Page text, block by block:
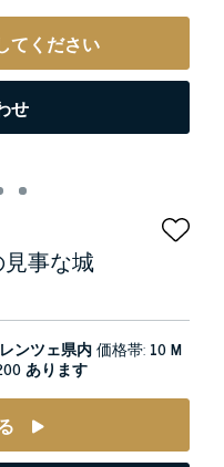
てください
せ
見事な城
ンツェ県内価格帯: 10 M
あります